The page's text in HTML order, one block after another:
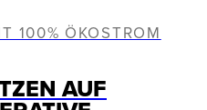
100% ÖKOSTROM
AUF